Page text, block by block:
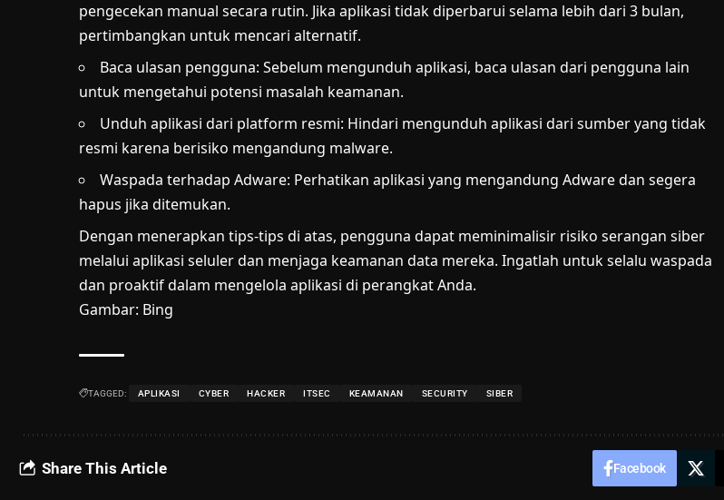
pengecekan manual secara rutin. Jika aplikasi tidak diperbarui selama lebih dari 3 bulan,
pertimbangkan untuk mencari alternatif.
Baca ulasan pengguna: Sebelum mengunduh aplikasi, baca ulasan dari pengguna lain
untuk mengetahui potensi masalah keamanan.
Unduh aplikasi dari platform resmi: Hindari mengunduh aplikasi dari sumber yang tidak
resmi karena berisiko mengandung malware.
Waspada terhadap Adware: Perhatikan aplikasi yang mengandung Adware dan segera
hapus jika ditemukan.
Dengan menerapkan tips-tips di atas, pengguna dapat meminimalisir risiko serangan siber
melalui aplikasi seluler dan menjaga keamanan data mereka. Ingatlah untuk selalu waspada
dan proaktif dalam mengelola aplikasi di perangkat Anda.
Gambar: Bing
TAGGED: APLIKASI CYBER HACKER ITSEC KEAMANAN SECURITY SIBER
Share This Article Facebook